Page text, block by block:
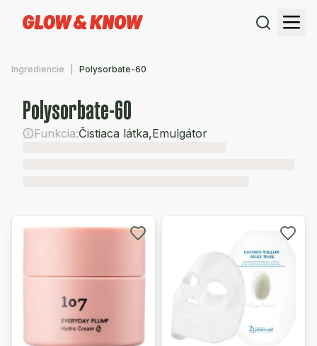
Ingrediencie Polysorbate-60
Polysorbate-60
Funkcia:Čistiaca látka,Emulgátor